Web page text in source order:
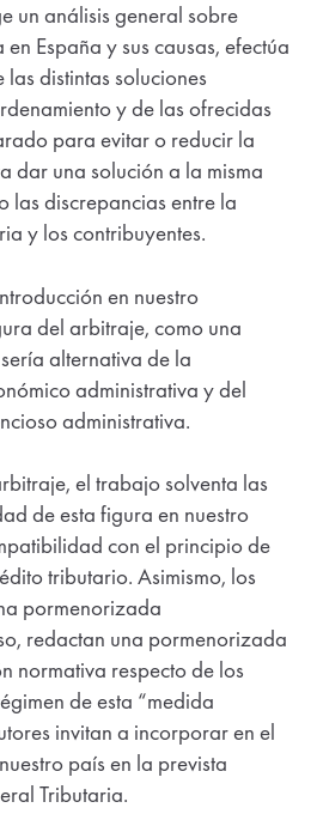
un análisis general sobre
España y sus causas, efectúa
distintas soluciones
y de las ofrecidas
para evitar o reducir la
dar una solución a la misma
las discrepancias entre la
y los contribuyentes.
en nuestro
del arbitraje, como una
alternativa de la
administrativa y del
administrativa.
el trabajo solventa las
de esta figura en nuestro
con el principio de
tributario. Asimismo, los
pormenorizada
redactan una pormenorizada
normativa respecto de los
de esta “medida
invitan a incorporar en el
país en la prevista
Tributaria.